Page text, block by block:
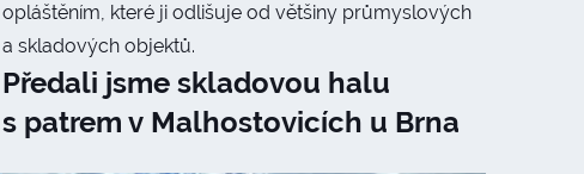
opláštěním, které ji odlišuje od většiny průmyslových
a skladových objektů.
Předali jsme skladovou halu
s patrem v Malhostovicích u Brna